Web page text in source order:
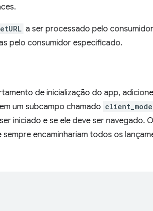
a ser processado pelo
pelo consumidor especificado.
de inicialização do app,
um subcampo chamado client_mode
iniciado e se ele deve ser navegado.
encaminhariam todos os